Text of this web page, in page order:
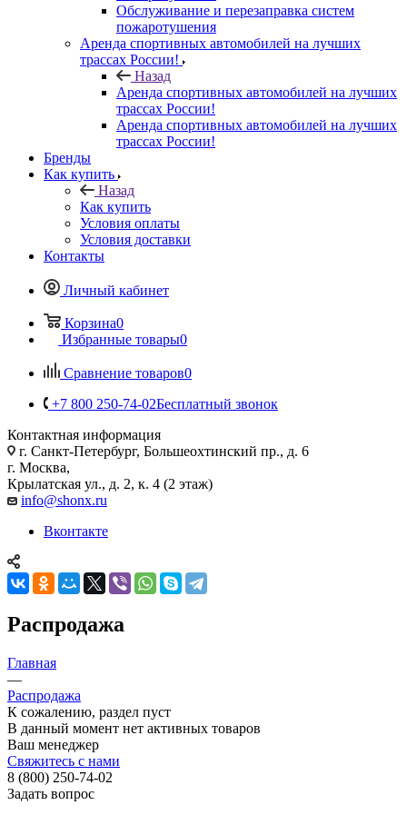
Обслуживание и перезаправка систем
пожаротушения
Аренда спортивных автомобилей на лучших
трассах России!
Назад
Аренда спортивных автомобилей на лучших
трассах России!
Аренда спортивных автомобилей на лучших
трассах России!
Бренды
Как купить
Назад
Как купить
Условия оплаты
Условия доставки
Контакты
Личный кабинет
Корзина0
Избранные товары0
Сравнение товаров0
+7 800 250-74-02Бесплатный звонок
Контактная информация
г. Санкт-Петербург, Большеохтинский пр., д. 6
г. Москва,
Крылатская ул., д. 2, к. 4 (2 этаж)
info@shonx.ru
Вконтакте
Распродажа
Главная
—
Распродажа
К сожалению, раздел пуст
В данный момент нет активных товаров
Ваш менеджер
Свяжитесь с нами
8 (800) 250-74-02
Задать вопрос